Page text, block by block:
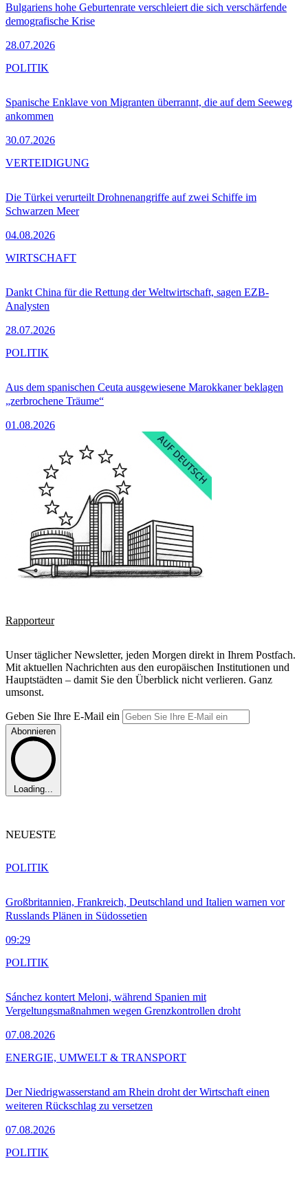
Bulgariens hohe Geburtenrate verschleiert die sich verschärfende
demografische Krise
28.07.2026
Spanische Enklave von Migranten überrannt, die auf dem Seeweg
ankommen
30.07.2026
POLITIK
Die Türkei verurteilt Drohnenangriffe auf zwei Schiffe im
Schwarzen Meer
04.08.2026
VERTEIDIGUNG
Dankt China für die Rettung der Weltwirtschaft, sagen EZB-
Analysten
28.07.2026
WIRTSCHAFT
Aus dem spanischen Ceuta ausgewiesene Marokkaner beklagen
„zerbrochene Träume“
01.08.2026
POLITIK
Rapporteur
Unser täglicher Newsletter, jeden Morgen direkt in Ihrem Postfach.
Mit aktuellen Nachrichten aus den europäischen Institutionen und
Hauptstädten – damit Sie den Überblick nicht verlieren. Ganz
umsonst.
Geben Sie Ihre E-Mail ein
Abonnieren
Loading...
NEUESTE
Großbritannien, Frankreich, Deutschland und Italien warnen vor
Russlands Plänen in Südossetien
09:29
POLITIK
Sánchez kontert Meloni, während Spanien mit
Vergeltungsmaßnahmen wegen Grenzkontrollen droht
07.08.2026
POLITIK
Der Niedrigwasserstand am Rhein droht der Wirtschaft einen
weiteren Rückschlag zu versetzen
07.08.2026
ENERGIE, UMWELT & TRANSPORT
POLITIK